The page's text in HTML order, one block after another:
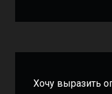
Хочу выразить